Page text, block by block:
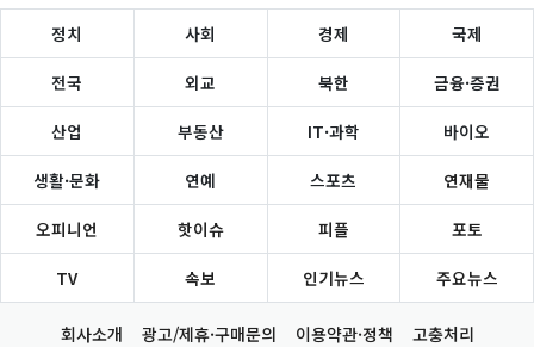
정치 사회 경제 국제
전국 외교 북한 금융·증권
산업 부동산 IT·과학 바이오
생활·문화 연예 스포츠 연재물
오피니언 핫이슈 피플 포토
TV 속보 인기뉴스 주요뉴스
회사소개 광고/제휴·구매문의 이용약관·정책 고충처리